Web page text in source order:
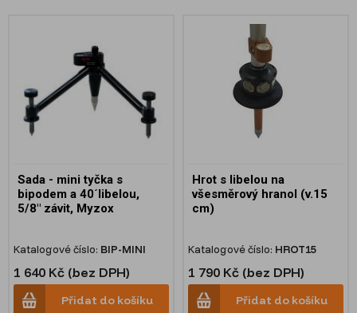
Sada - mini tyčka s
bipodem a 40´libelou,
5/8" závit, Myzox
Katalogové číslo: BIP-MINI
1 640 Kč (bez DPH)
Přidat do košíku
Hrot s libelou na
všesměrový hranol (v.15
cm)
Katalogové číslo: HROT15
1 790 Kč (bez DPH)
Přidat do košíku